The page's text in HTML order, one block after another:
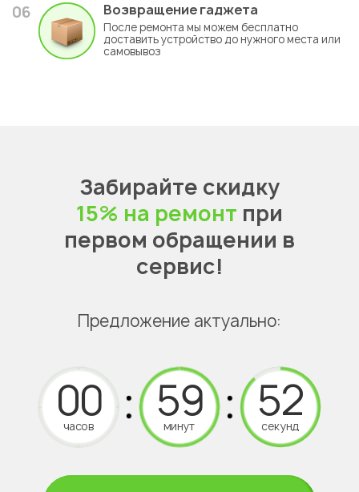
06 Возвращение гаджета
После ремонта мы можем бесплатно
доставить устройство до нужного места или
самовывоз
Забирайте скидку
15% на ремонт при
первом обращении в
сервис!
Предложение актуально:
часов минут секунд